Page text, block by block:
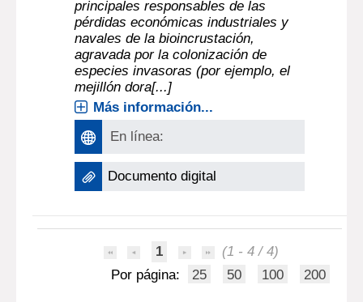
principales responsables de las
pérdidas económicas industriales y
navales de la bioincrustación,
agravada por la colonización de
especies invasoras (por ejemplo, el
mejillón dora[...]
Más información...
En línea:
Documento digital
1
(1 - 4 / 4)
Por página:
25 50 100 200